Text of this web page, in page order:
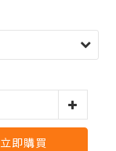
立即購買